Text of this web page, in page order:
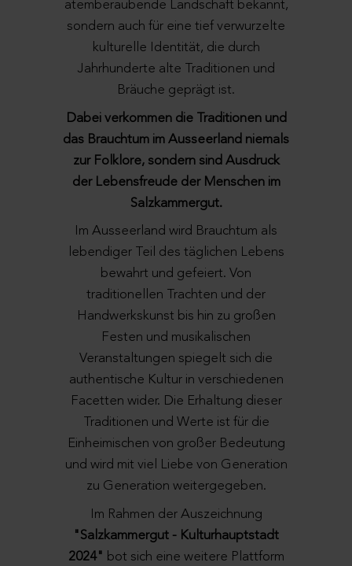
atemberaubende Landschaft bekannt,
sondern auch für eine tief verwurzelte
kulturelle Identität, die durch
Jahrhunderte alte Traditionen und
Bräuche geprägt ist.
Dabei verkommen die Traditionen und
das Brauchtum im Ausseerland niemals
zur Folklore, sondern sind Ausdruck
der Lebensfreude der Menschen im
Salzkammergut.
Im Ausseerland wird Brauchtum als
lebendiger Teil des täglichen Lebens
bewahrt und gefeiert. Von
traditionellen Trachten und der
Handwerkskunst bis hin zu großen
Festen und musikalischen
Veranstaltungen spiegelt sich die
authentische Kultur in verschiedenen
Facetten wider. Die Erhaltung dieser
Traditionen und Werte ist für die
Einheimischen von großer Bedeutung
und wird mit viel Liebe von Generation
zu Generation weitergegeben.
Im Rahmen der Auszeichnung
"Salzkammergut - Kulturhauptstadt
2024" bot sich eine weitere Plattform